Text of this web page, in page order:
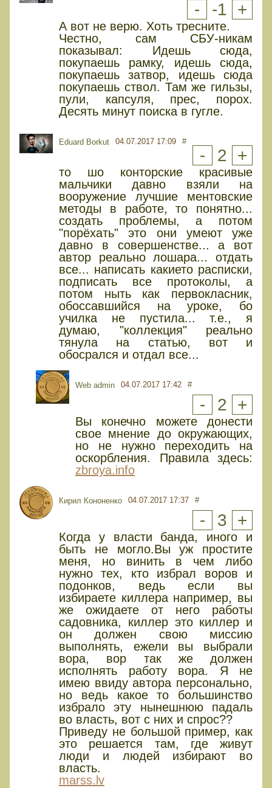
- -1 +
А вот не верю. Хоть тресните.
Честно, сам СБУ-никам
показывал: Идешь сюда,
покупаешь рамку, идешь сюда,
покупаешь затвор, идешь сюда
покупаешь ствол. Там же гильзы,
пули, капсуля, прес, порох.
Десять минут поиска в гугле.
Eduard Borkut 04.07.2017 17:09 #
- 2 +
то шо конторские красивые
мальчики давно взяли на
вооружение лучшие ментовские
методы в работе, то понятно...
создать проблемы, а потом
"порёхать" это они умеют уже
давно в совершенстве... а вот
автор реально лошара... отдать
все... написать какието расписки,
подписать все протоколы, а
потом ныть как первокласник,
обоссавшийся на уроке, бо
училка не пустила... т.е., я
думаю, "коллекция" реально
тянула на статью, вот и
обосрался и отдал все...
Web admin 04.07.2017 17:42 #
- 2 +
Вы конечно можете донести
свое мнение до окружающих,
но не нужно переходить на
оскорбления. Правила здесь:
zbroya.info
Кирил Кононенко 04.07.2017 17:37 #
- 3 +
Когда у власти банда, иного и
быть не могло.Вы уж простите
меня, но винить в чем либо
нужно тех, кто избрал воров и
подонков, ведь если вы
избираете киллера например, вы
же ожидаете от него работы
садовника, киллер это киллер и
он должен свою миссию
выполнять, ежели вы выбрали
вора, вор так же должен
исполнять работу вора. Я не
имею ввиду автора персонально,
но ведь какое то большинство
избрало эту нынешнюю падаль
во власть, вот с них и спрос??
Приведу не большой пример, как
это решается там, где живут
люди и людей избирают во
власть.
marss.lv